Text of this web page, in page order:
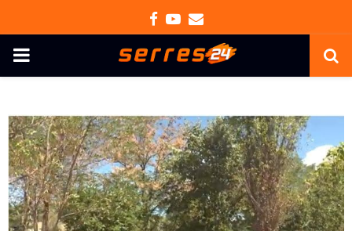
Facebook
Youtube
Email
PRIMARY